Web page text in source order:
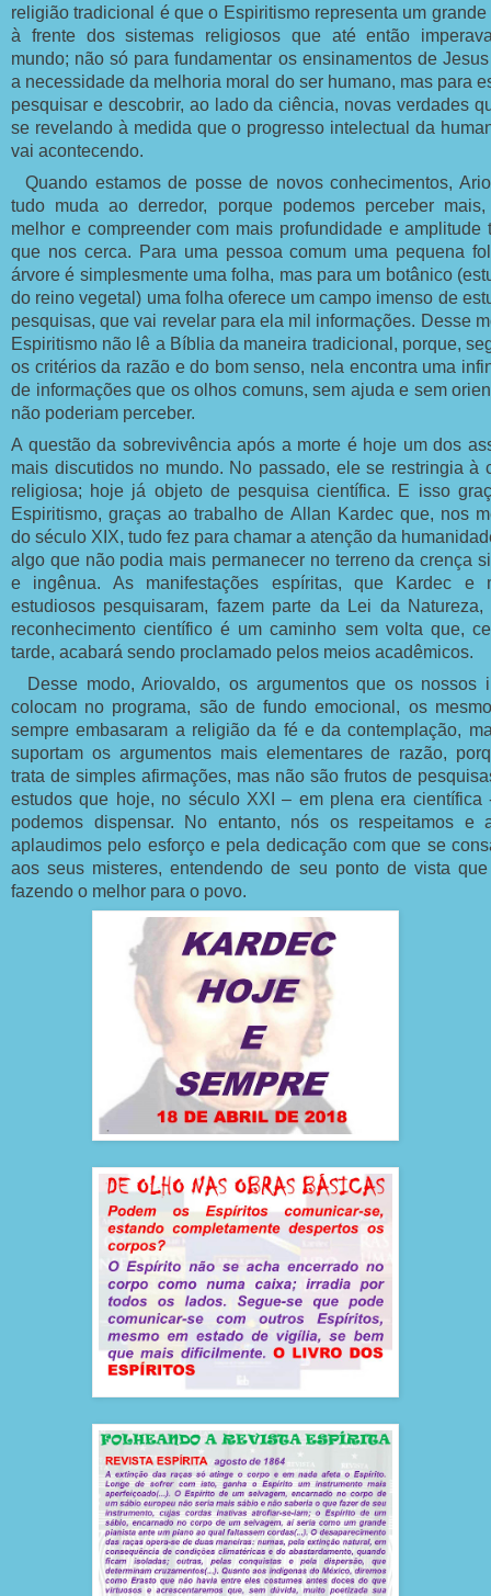
religião tradicional é que o Espiritismo representa um grande
à frente dos sistemas religiosos que até então
mundo; não só para fundamentar os ensinamentos de
a necessidade da melhoria moral do ser humano, mas para
pesquisar e descobrir, ao lado da ciência, novas verdades
se revelando à medida que o progresso intelectual da
vai acontecendo.
Quando estamos de posse de novos conhecimentos,
tudo muda ao derredor, porque podemos perceber mais,
melhor e compreender com mais profundidade e amplitude
que nos cerca. Para uma pessoa comum uma pequena
árvore é simplesmente uma folha, mas para um botânico
do reino vegetal) uma folha oferece um campo imenso de
pesquisas, que vai revelar para ela mil informações. Desse
Espiritismo não lê a Bíblia da maneira tradicional, porque,
os critérios da razão e do bom senso, nela encontra uma
de informações que os olhos comuns, sem ajuda e sem
não poderiam perceber.
A questão da sobrevivência após a morte é hoje um dos
mais discutidos no mundo. No passado, ele se restringia à
religiosa; hoje já objeto de pesquisa científica. E isso
Espiritismo, graças ao trabalho de Allan Kardec que, nos
do século XIX, tudo fez para chamar a atenção da
algo que não podia mais permanecer no terreno da crença
e ingênua. As manifestações espíritas, que Kardec e
estudiosos pesquisaram, fazem parte da Lei da
reconhecimento científico é um caminho sem volta que,
tarde, acabará sendo proclamado pelos meios acadêmicos.
Desse modo, Ariovaldo, os argumentos que os nossos
colocam no programa, são de fundo emocional, os
sempre embasaram a religião da fé e da contemplação,
suportam os argumentos mais elementares de razão,
trata de simples afirmações, mas não são frutos de
estudos que hoje, no século XXI – em plena era
podemos dispensar. No entanto, nós os respeitamos e
aplaudimos pelo esforço e pela dedicação com que se
aos seus misteres, entendendo de seu ponto de vista
fazendo o melhor para o povo.